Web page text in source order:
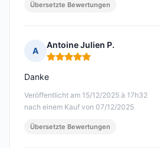
Übersetzte Bewertungen
A
Antoine Julien P.
Hinweis: 5 von 5
Veröffentlicht am 15/12/2025 à 17h32
nach einem Kauf von 07/12/2025
Danke
Übersetzte Bewertungen